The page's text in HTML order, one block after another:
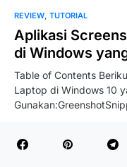
REVIEW TUTORIAL
Aplikasi
di Windows
Table of Contents
Laptop di Windows 10
Baca Selengkapnya